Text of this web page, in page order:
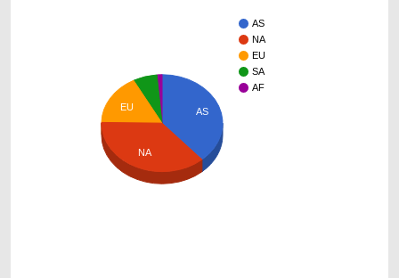
AS
NA
EU
SA
AF
AS
EU
NA